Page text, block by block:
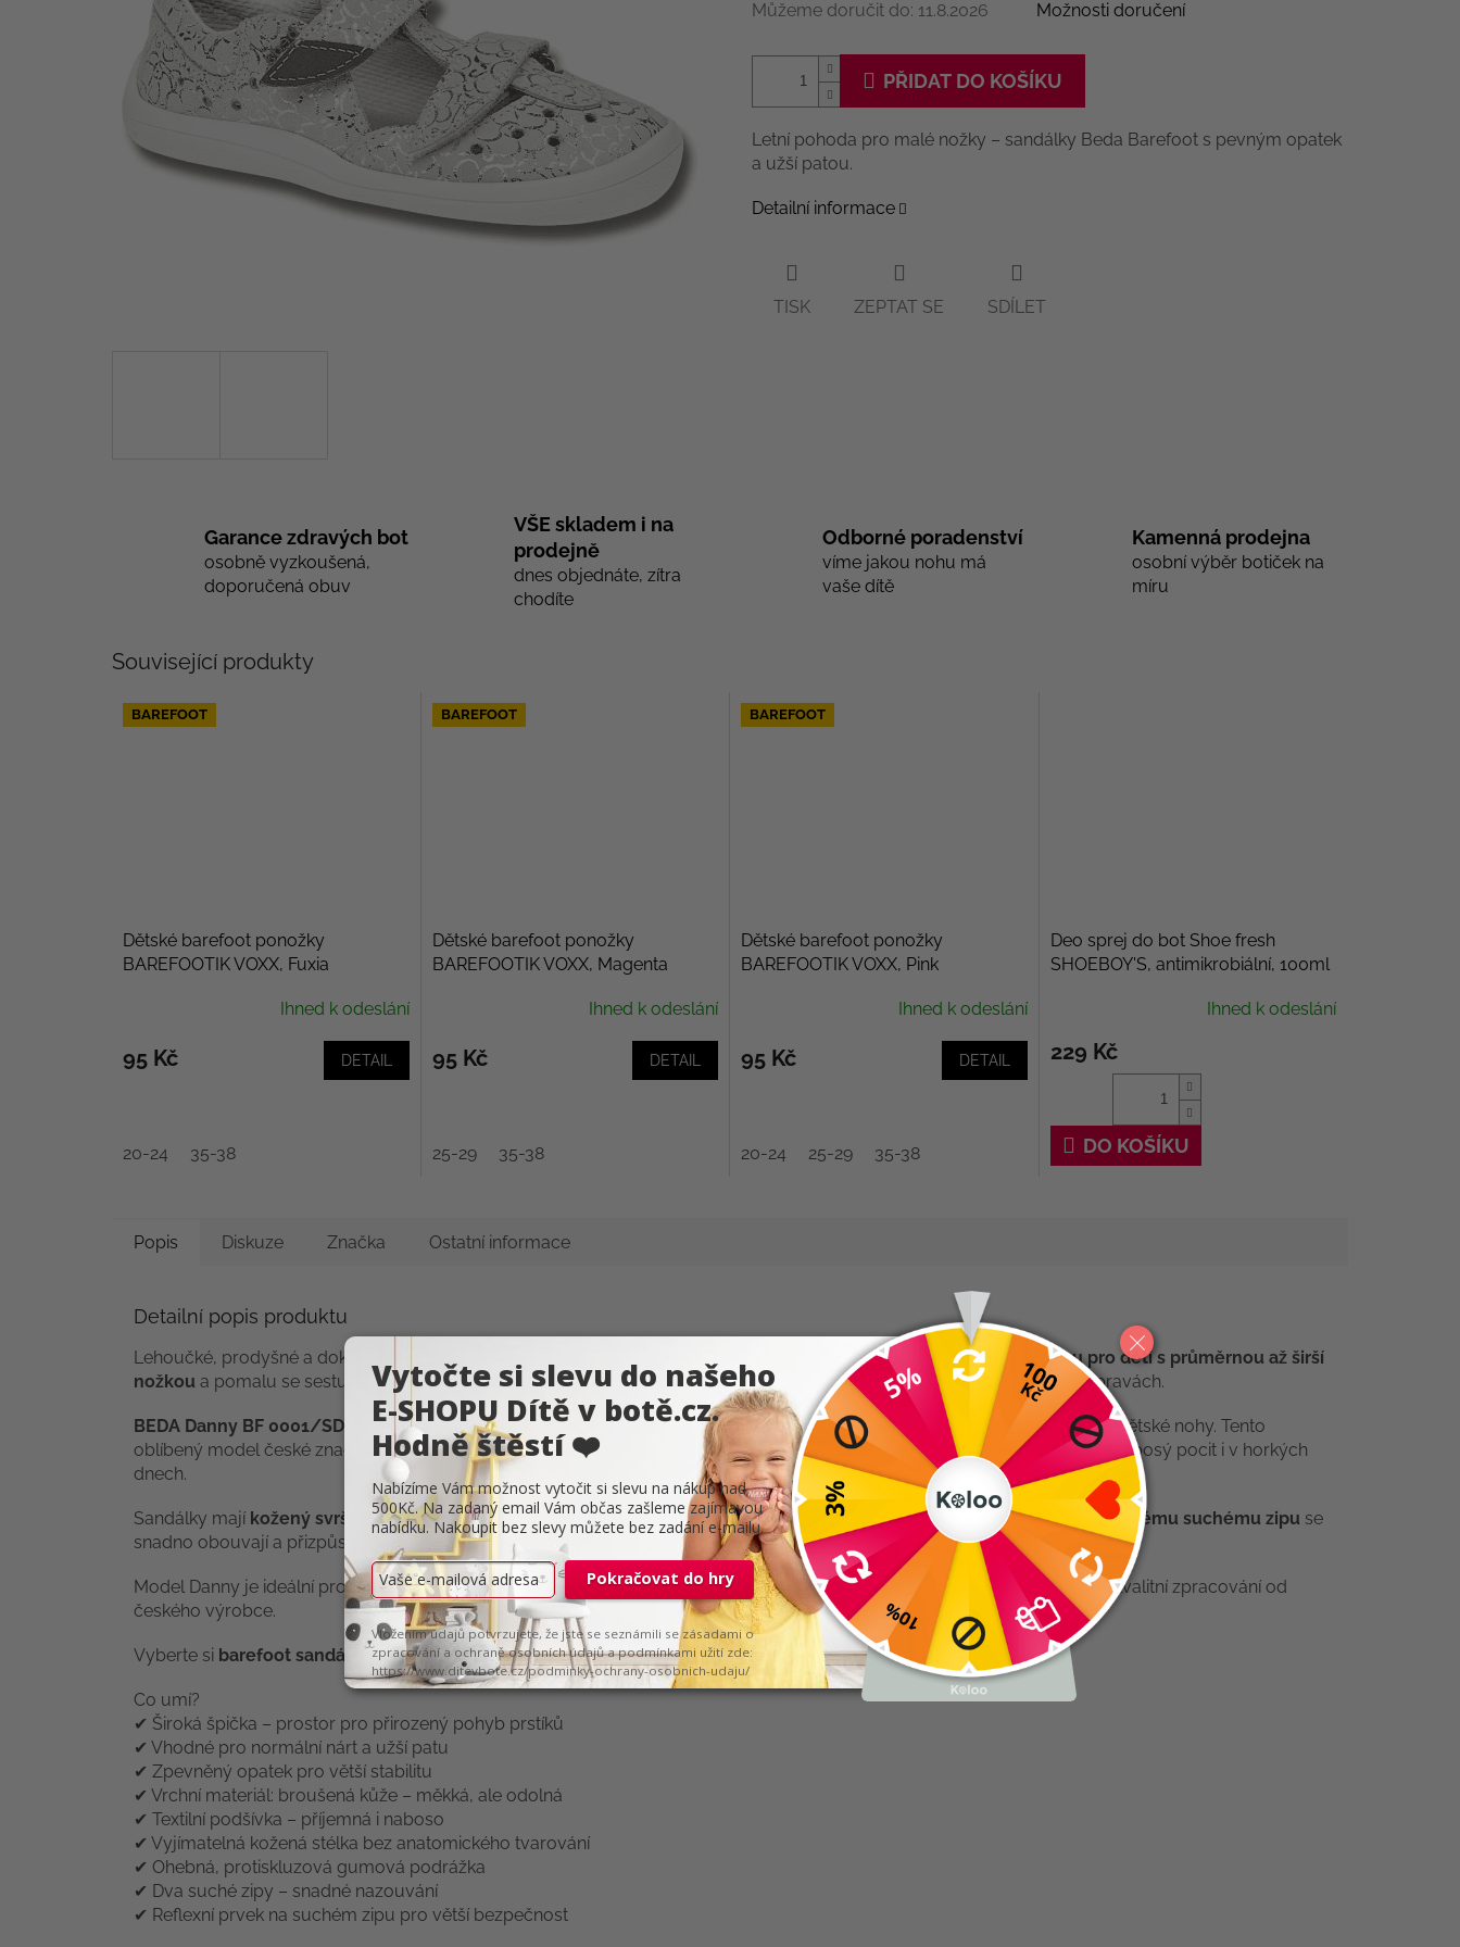
Můžeme doručit do: 11.8.2026 Možnosti doručení
PŘIDAT DO KOŠÍKU
Letní pohoda pro malé nožky – sandálky Beda Barefoot s pevným opatek
a užší patou.
Detailní informace
TISK ZEPTAT SE SDÍLET
Garance zdravých bot
osobně vyzkoušená,
doporučená obuv
VŠE skladem i na
prodejně
dnes objednáte, zítra
chodíte
Odborné poradenství
víme jakou nohu má
vaše dítě
Kamenná prodejna
osobní výběr botiček na
míru
Související produkty
BAREFOOT
Dětské barefoot ponožky
BAREFOOTIK VOXX, Fuxia
Ihned k odeslání
95 Kč DETAIL
20-24 35-38
BAREFOOT
Dětské barefoot ponožky
BAREFOOTIK VOXX, Magenta
Ihned k odeslání
95 Kč DETAIL
25-29 35-38
BAREFOOT
Dětské barefoot ponožky
BAREFOOTIK VOXX, Pink
Ihned k odeslání
95 Kč DETAIL
20-24 25-29 35-38
Deo sprej do bot Shoe fresh
SHOEBOY'S, antimikrobiální, 100ml
Ihned k odeslání
229 Kč
DO KOŠÍKU
Popis Diskuze Značka Ostatní informace
Detailní popis produktu
Lehoučké, prodyšné a dokonale pohodlné! Tyhle letní
barefoot sandálky od české značky Beda jsou skvělou volbou pro děti s průměrnou až širší
nožkou a pomalu se sestupnými prsty. Díkyzpevněnému opatku krásně drží tvar a poskytují noze oporu i při delších výpravách.
BEDA Danny BF 0001/SD/W/OPjsoudětské letní barefoot sandálkynavržené s maximálním důrazem na zdravý vývoj dětské nohy. Tento
oblíbený model české značky
BEDA barefootnabízí prostornou špičku, měkkou konstrukci a flexibilní podrážku – ideální pro bosý pocit i v horkých
dnech.
Sandálky mají kožený svršek ,textilní podšívkuavyjímatelnou koženou stélkubez podpory klenby. Díky praktickému dvojitému suchému zipu se
snadno obouvají a přizpůsobí různým tvarům dětské nožky – i dominantnímu palci nebo vyššímu nártu.
Model Danny je ideální pro každodenní nošení – do školky, na hřiště i na výlety. Nabízí nejen pohodlí a volnost pohybu, ale i kvalitní zpracování od
českého výrobce.
Vyberte si barefoot sandálky BEDA, které děti milují a fyzioterapeuti doporučují.
Co umí?
✔ Široká špička – prostor pro přirozený pohyb prstíků
✔ Vhodné pro normální nárt a užší patu
✔ Zpevněný opatek pro větší stabilitu
✔ Vrchní materiál: broušená kůže – měkká, ale odolná
✔ Textilní podšívka – příjemná i naboso
✔ Vyjímatelná kožená stélka bez anatomického tvarování
✔ Ohebná, protiskluzová gumová podrážka
✔ Dva suché zipy – snadné nazouvání
✔ Reflexní prvek na suchém zipu pro větší bezpečnost